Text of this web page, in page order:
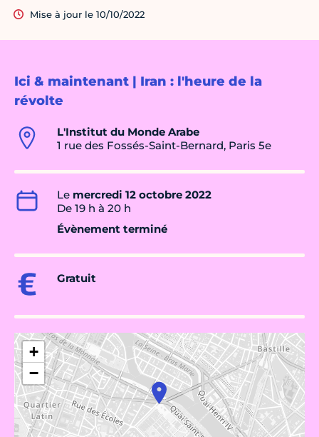
Ici & maintenant | Iran : l'heure de la
révolte
L'Institut du Monde Arabe
1 rue des Fossés-Saint-Bernard, Paris 5e
Le mercredi 12 octobre 2022
De 19 h à 20 h
Évènement terminé
Gratuit
+
−
Mise à jour le 10/10/2022